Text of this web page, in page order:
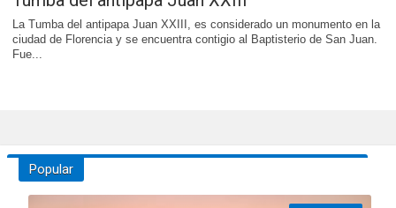
La Tumba del antipapa Juan XXIII, es considerado un monumento en la
ciudad de Florencia y se encuentra contigio al Baptisterio de San Juan.
Fue...
Popular